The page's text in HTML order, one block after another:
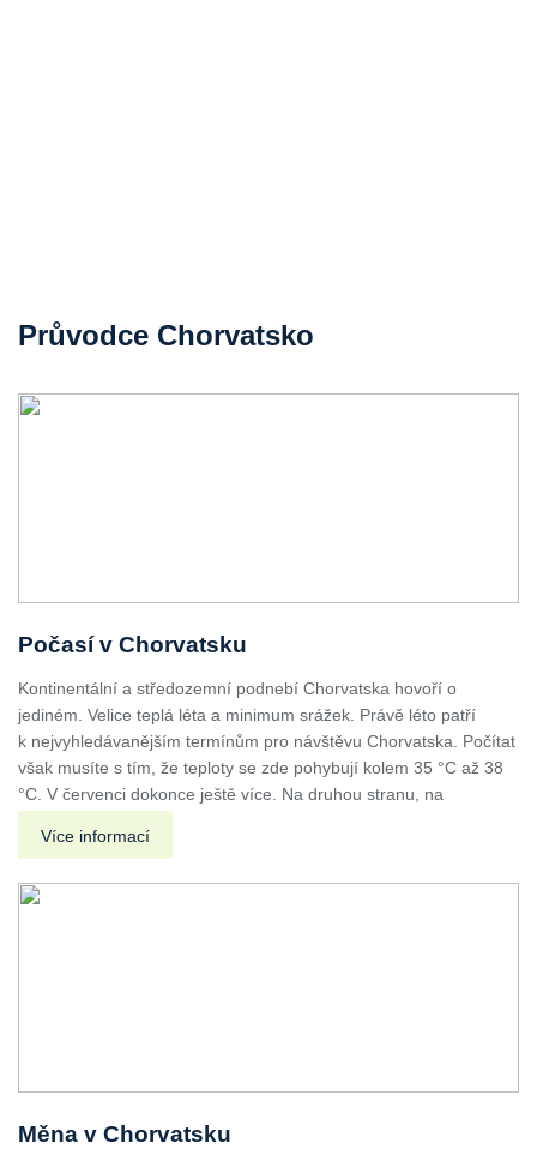
Průvodce Chorvatsko
Počasí v Chorvatsku
Kontinentální a středozemní podnebí Chorvatska hovoří o
jediném. Velice teplá léta a minimum srážek. Právě léto patří
k nejvyhledávanějším termínům pro návštěvu Chorvatska. Počítat
však musíte s tím, že teploty se zde pohybují kolem 35 °C až 38
°C. V červenci dokonce ještě více. Na druhou stranu, na
Více informací
Měna v Chorvatsku